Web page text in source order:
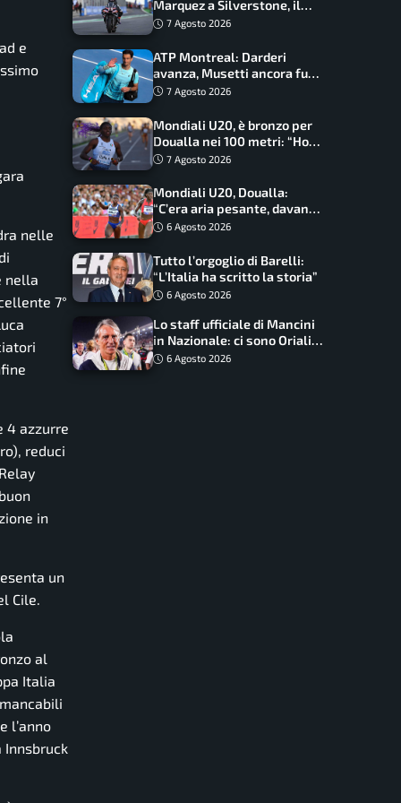
e
nelle
nella
7°
4 azzurre
reduci
in
un
Cile.
al
Italia
l’anno
Innsbruck
Marquez a Silverstone, il
programma e gli orari
7 Agosto 2026
ATP Montreal: Darderi
avanza, Musetti ancora fuori
con Jodar
7 Agosto 2026
Mondiali U20, è bronzo per
Doualla nei 100 metri: “Ho
scacciato l’ansia”
7 Agosto 2026
Mondiali U20, Doualla:
“C’era aria pesante, davano
le mascherine! Finale? Non
6 Agosto 2026
Tutto l’orgoglio di Barelli:
“L’Italia ha scritto la storia”
6 Agosto 2026
Lo staff ufficiale di Mancini
in Nazionale: ci sono Oriali e
Bonucci, confermato un
6 Agosto 2026